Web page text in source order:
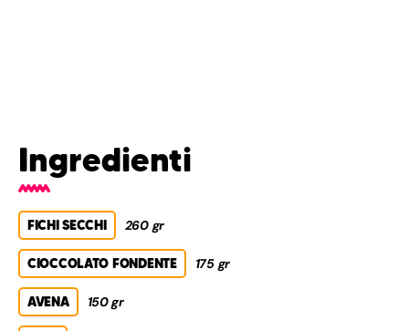
Ingredienti
FICHI SECCHI 260 gr
CIOCCOLATO FONDENTE 175 gr
AVENA 150 gr